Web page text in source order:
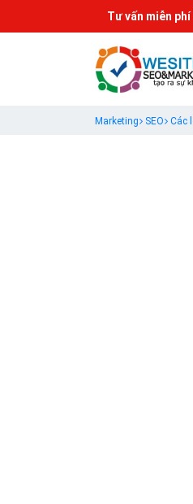
Tư vấn miễn phí
Marketing SEO Các